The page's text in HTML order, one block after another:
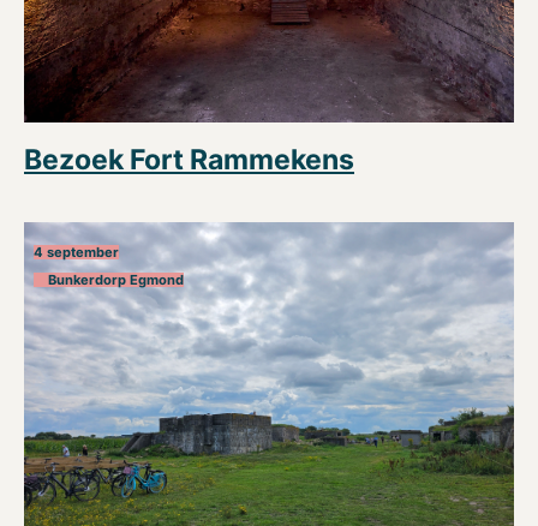
Bezoek Fort Rammekens
4 september
Bunkerdorp Egmond